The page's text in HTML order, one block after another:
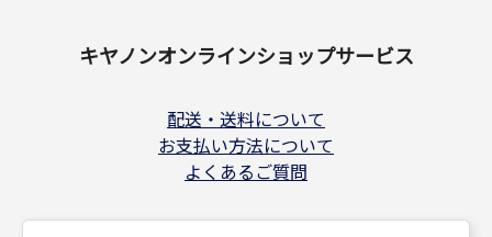
キヤノンオンラインショップサービス
配送・送料について
お支払い方法について
よくあるご質問